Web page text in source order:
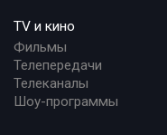
TV и кино
Фильмы
Телепередачи
Телеканалы
Шоу-программы